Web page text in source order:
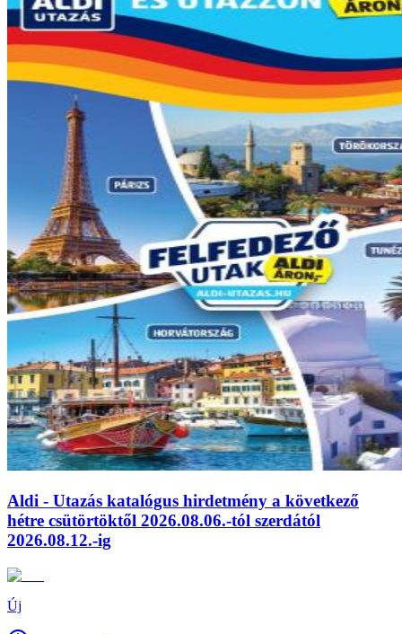
Aldi - Utazás katalógus hirdetmény a következő
hétre csütörtöktől 2026.08.06.-tól szerdától
2026.08.12.-ig
Új